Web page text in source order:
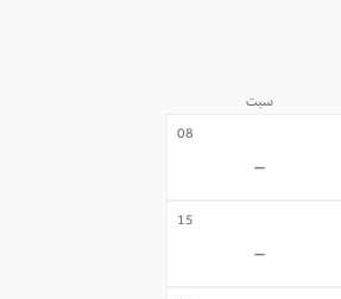
سبت
08
-
15
-